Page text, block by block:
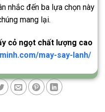
nhắc đến ba lựa chọn này
mang lại.
cỏ ngọt chất lượng cao
may-say-lanh/